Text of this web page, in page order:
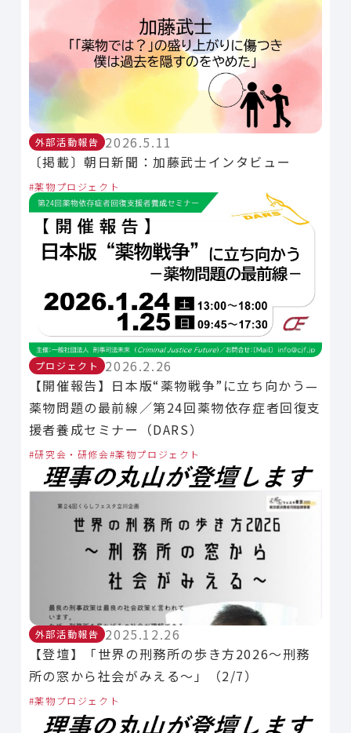
外部活動報告 2026.5.11
〔掲載〕朝日新聞：加藤武士インタビュー
薬物プロジェクト
プロジェクト
2026.2.26
【開催報告】日本版“薬物戦争”に立ち向かう—
薬物問題の最前線／第24回薬物依存症者回復支
援者養成セミナー（DARS）
研究会・研修会 薬物プロジェクト
外部活動報告 2025.12.26
【登壇】「世界の刑務所の歩き方2026〜刑務
所の窓から社会がみえる〜」（2/7）
薬物プロジェクト